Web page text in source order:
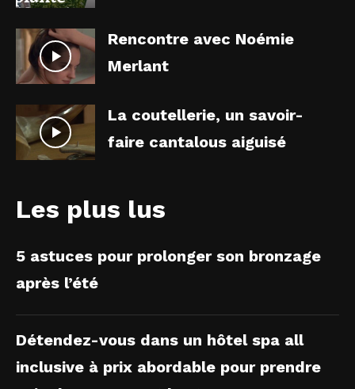
Rencontre avec Noémie
Merlant
La coutellerie, un savoir-
faire cantalous aiguisé
Les plus lus
5 astuces pour prolonger son bronzage
après l’été
Détendez-vous dans un hôtel spa all
inclusive à prix abordable pour prendre